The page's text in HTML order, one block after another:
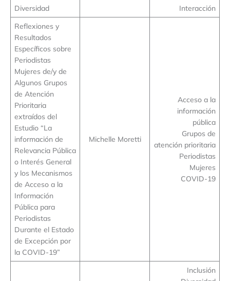
Diversidad
Interacción
Reflexiones y
Resultados
Específicos sobre
Periodistas
Mujeres de/y de
Algunos Grupos
de Atención
Prioritaria
extraídos del
Estudio “La
información de
Relevancia Pública
o Interés General
y los Mecanismos
de Acceso a la
Información
Pública para
Periodistas
Durante el Estado
de Excepción por
la COVID-19”
Michelle Moretti
Acceso a la
información
pública
Grupos de
atención prioritaria
Periodistas
Mujeres
COVID-19
Inclusión